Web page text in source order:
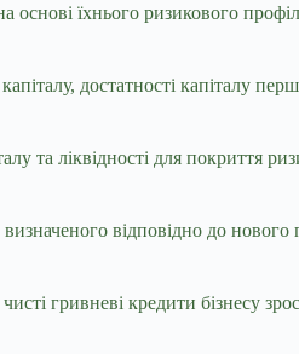
їхнього ризикового
достатності капіталу
та ліквідності для покриття
відповідно до
гривневі кредити бізнесу